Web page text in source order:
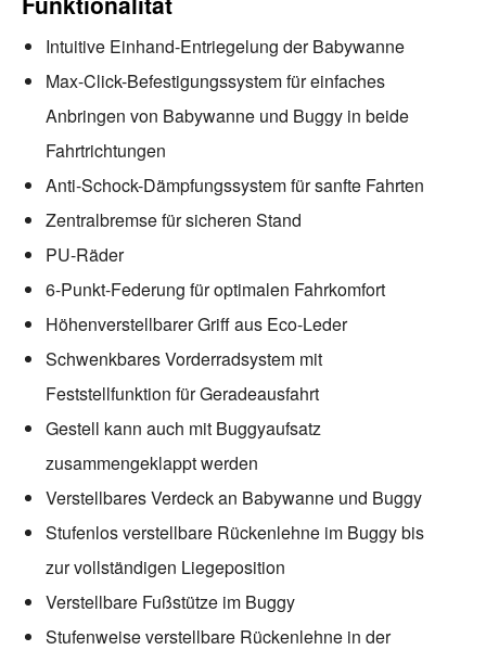
Intuitive Einhand-Entriegelung der Babywanne
Max-Click-Befestigungssystem für einfaches
Anbringen von Babywanne und Buggy in beide
Fahrtrichtungen
Anti-Schock-Dämpfungssystem für sanfte Fahrten
Zentralbremse für sicheren Stand
PU-Räder
6-Punkt-Federung für optimalen Fahrkomfort
Höhenverstellbarer Griff aus Eco-Leder
Schwenkbares Vorderradsystem mit
Feststellfunktion für Geradeausfahrt
Gestell kann auch mit Buggyaufsatz
zusammengeklappt werden
Verstellbares Verdeck an Babywanne und Buggy
Stufenlos verstellbare Rückenlehne im Buggy bis
zur vollständigen Liegeposition
Verstellbare Fußstütze im Buggy
Stufenweise verstellbare Rückenlehne in der